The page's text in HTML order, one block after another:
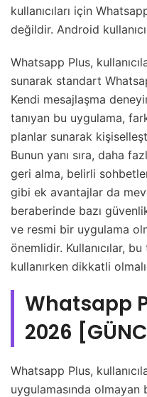
kullanıcıları için
değildir. Android
Whatsapp Plus,
sunarak standart
Kendi mesajlaşma
tanıyan bu uygulama,
planlar sunarak
Bunun yanı sıra, daha
geri alma, belirli
gibi ek avantajlar da
beraberinde bazı
ve resmi bir uygulama
önemlidir. Kullanıcılar,
kullanırken dikkatli
Whatsapp
2026
Whatsapp Plus,
uygulamasında